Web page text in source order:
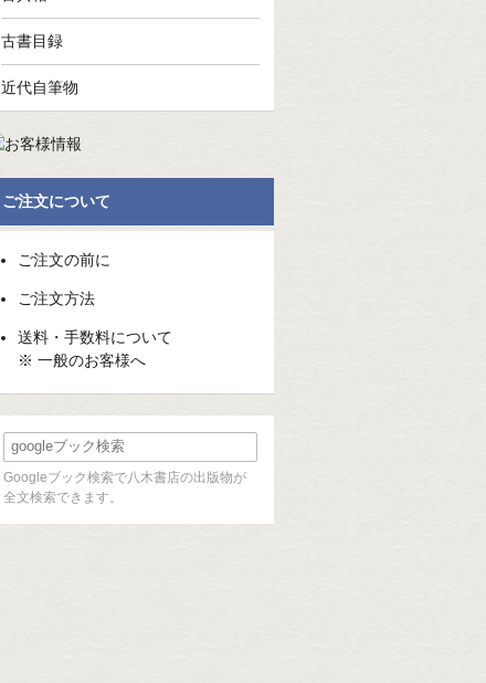
古書目録
近代自筆物
ご注文について
ご注文の前に
ご注文方法
送料・手数料について
※ 一般のお客様へ
Googleブック検索で八木書店の出版物が
全文検索できます。